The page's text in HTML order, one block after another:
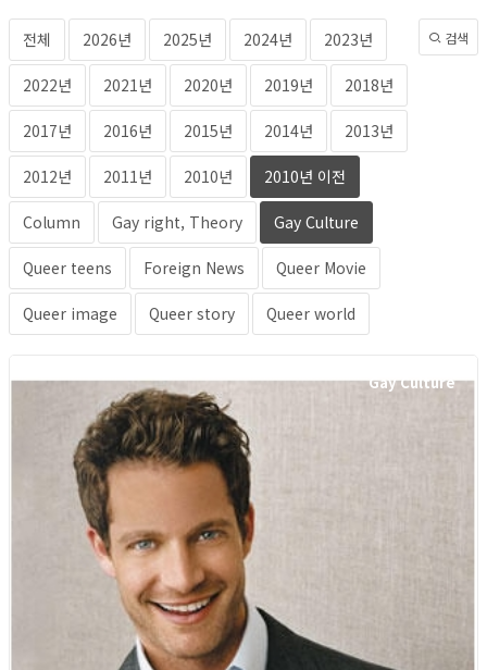
전체 2026년 2025년 2024년 2023년
2022년 2021년 2020년 2019년 2018년
2017년 2016년 2015년 2014년 2013년
2012년 2011년 2010년 2010년 이전
Column Gay right, Theory Gay Culture
Queer teens Foreign News Queer Movie
Queer image Queer story Queer world
검색
Gay Culture